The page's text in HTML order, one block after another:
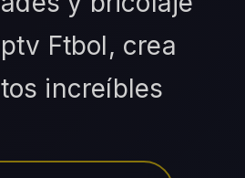
Ftbol, crea
increíbles